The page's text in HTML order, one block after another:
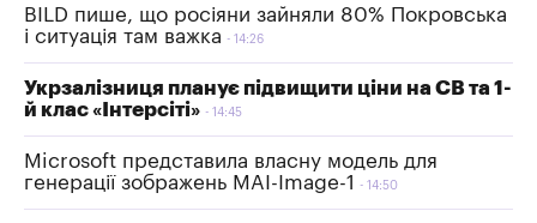
BILD пише, що росіяни зайняли 80% Покровська
і ситуація там важка
14:26
Укрзалізниця планує підвищити ціни на СВ та 1-
й клас «Інтерсіті»
14:45
Microsoft представила власну модель для
генерації зображень MAI-Image-1
14:50